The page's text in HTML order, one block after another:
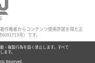
作権者からコンテンツ使用許諾を得た正
号）です。
・複製行為を固く禁止します。すべて
ます。
Reserved.